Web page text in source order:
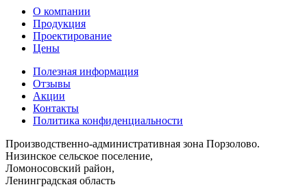
О компании
Продукция
Проектирование
Цены
Полезная информация
Отзывы
Акции
Контакты
Политика конфиденциальности
Производственно-административная зона Порзолово.
Низинское сельское поселение,
Ломоносовский район,
Ленинградская область